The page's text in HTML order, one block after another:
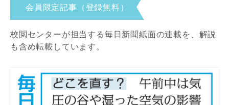
会員限定記事（登録無料）
校閲センターが担当する毎日新聞紙面の連載を、解説
も含め転載しています。